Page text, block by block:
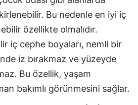
Bu nedenle en iyi iç
özellikte olmalıdır.
iç cephe boyaları, nemli bir
iz bırakmaz ve yüzeyde
Bu özellik, yaşam
bakımlı görünmesini sağlar.